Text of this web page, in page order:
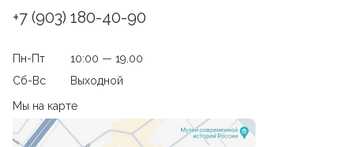
+7 (903) 180-40-90
Пн-Пт
10:00 — 19.00
Сб-Вс
Выходной
Мы на карте